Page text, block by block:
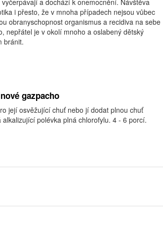
a dochází k onemocnění. Návštěva
i přesto, že v mnoha případech nejsou vůbec
obranyschopnost organismus a recidiva na sebe
nepřátel je v okolí mnoho a oslabený dětský
bránit.
gazpacho
její osvěžující chuť nebo jí dodat plnou chuť
polévka plná chlorofylu. 4 - 6 porcí.